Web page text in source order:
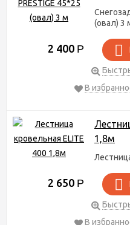
(овал) 3
2 400 Р
В
1,8м
2 650 Р
В